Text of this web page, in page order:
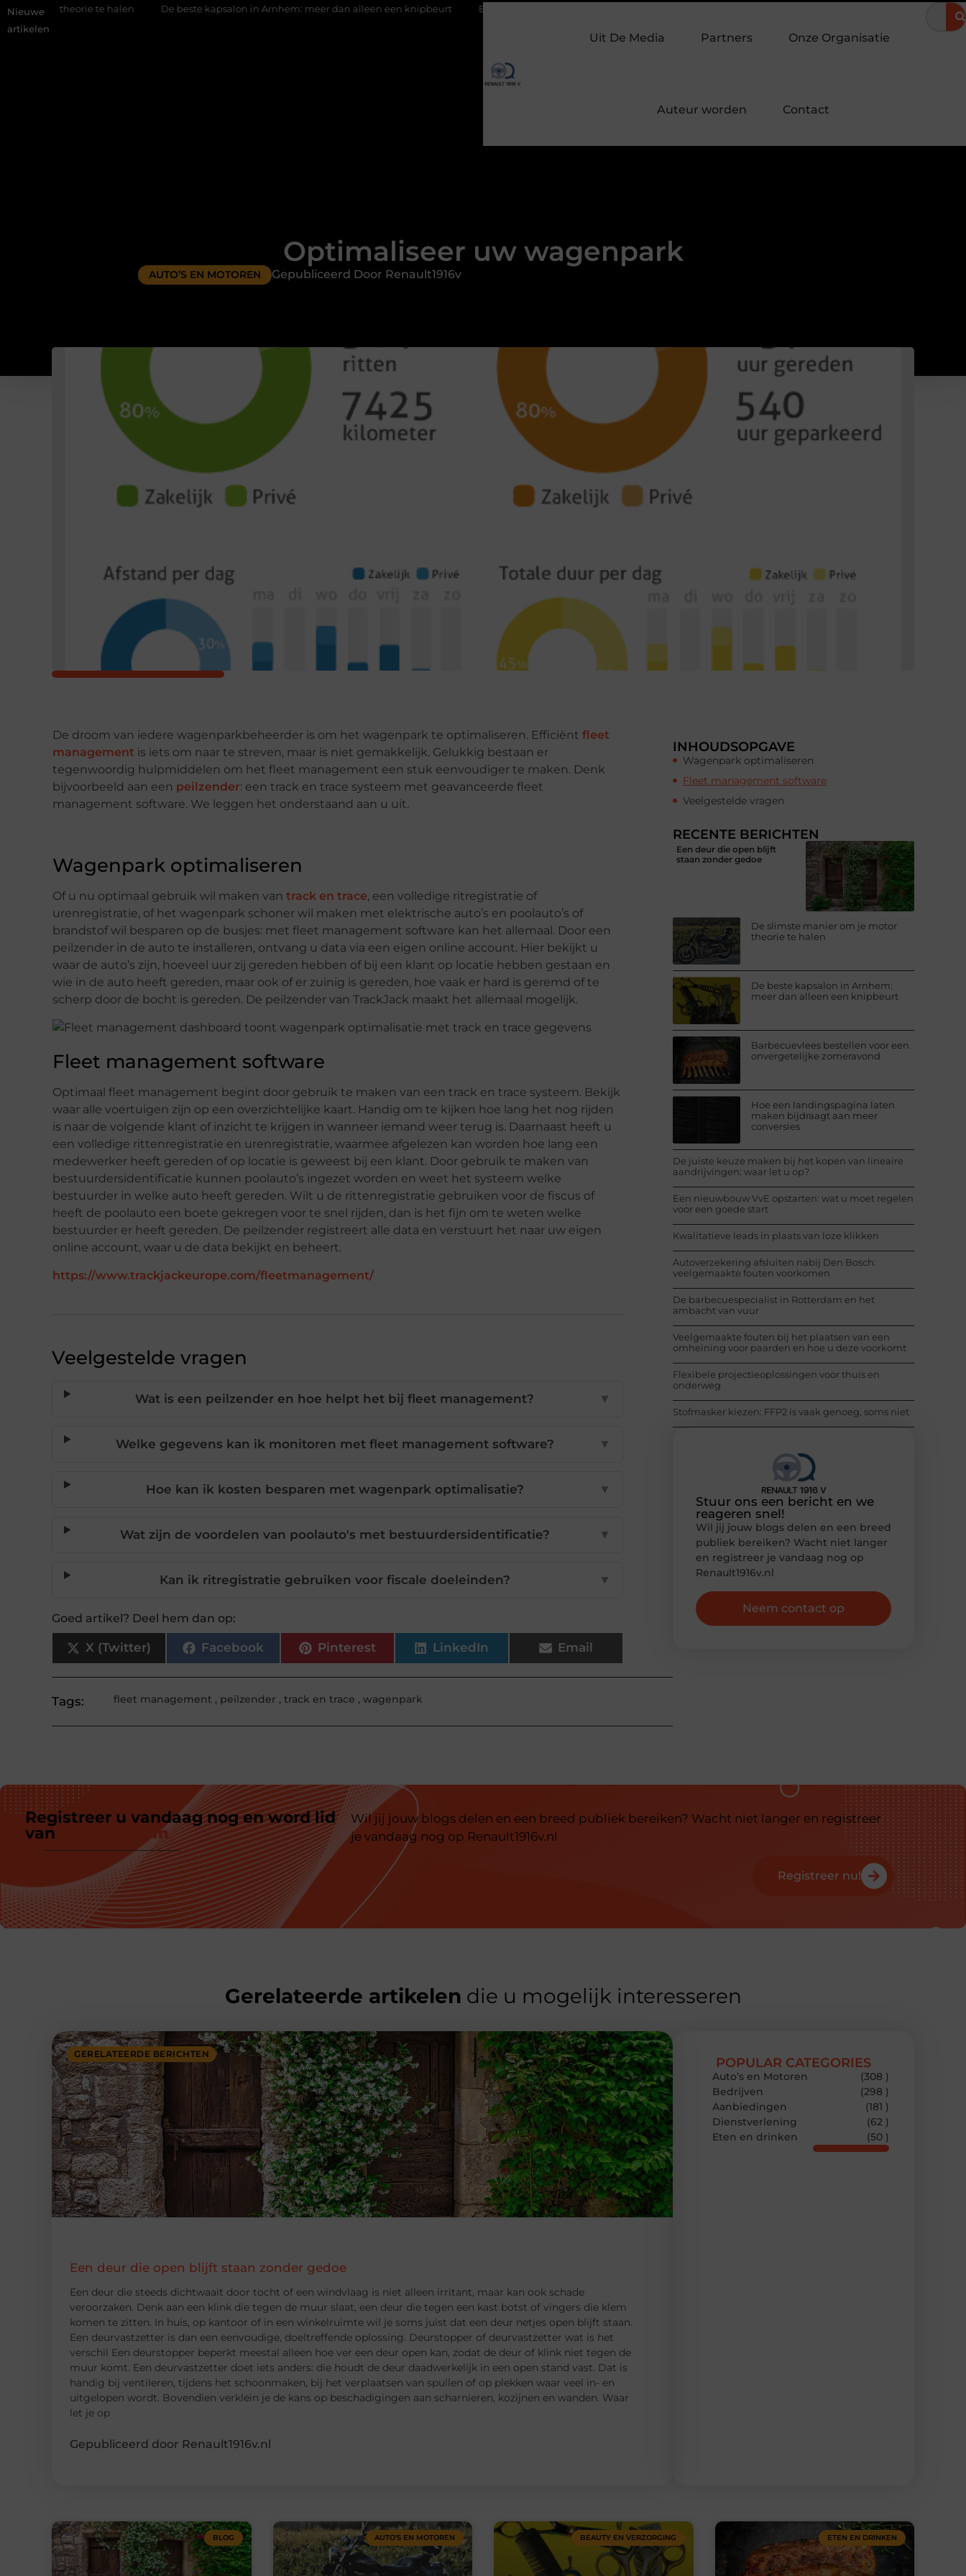
Nieuwe
artikelen
te halen De beste kapsalon in Arnhem: meer dan alleen een knipbeurt Barbecuevlees bestellen voor een onvergetelijke zomeravond Hoe een landingspagina laten maken bijdraagt
Uit De Media Partners Onze Organisatie
Auteur worden Contact
Optimaliseer uw wagenpark
AUTO’S EN MOTOREN Gepubliceerd Door Renault1916v
De droom van iedere wagenparkbeheerder is om het wagenpark te optimaliseren. Efficiënt fleet
management is iets om naar te streven, maar is niet gemakkelijk. Gelukkig bestaan er
tegenwoordig hulpmiddelen om het fleet management een stuk eenvoudiger te maken. Denk
bijvoorbeeld aan een peilzender: een track en trace systeem met geavanceerde fleet
management software. We leggen het onderstaand aan u uit.
Wagenpark optimaliseren
Of u nu optimaal gebruik wil maken van track en trace, een volledige ritregistratie of
urenregistratie, of het wagenpark schoner wil maken met elektrische auto’s en poolauto’s of
brandstof wil besparen op de busjes: met fleet management software kan het allemaal. Door een
peilzender in de auto te installeren, ontvang u data via een eigen online account. Hier bekijkt u
waar de auto’s zijn, hoeveel uur zij gereden hebben of bij een klant op locatie hebben gestaan en
wie in de auto heeft gereden, maar ook of er zuinig is gereden, hoe vaak er hard is geremd of te
scherp door de bocht is gereden. De peilzender van TrackJack maakt het allemaal mogelijk.
Fleet management software
Optimaal fleet management begint door gebruik te maken van een track en trace systeem. Bekijk
waar alle voertuigen zijn op een overzichtelijke kaart. Handig om te kijken hoe lang het nog rijden
is naar de volgende klant of inzicht te krijgen in wanneer iemand weer terug is. Daarnaast heeft u
een volledige rittenregistratie en urenregistratie, waarmee afgelezen kan worden hoe lang een
medewerker heeft gereden of op locatie is geweest bij een klant. Door gebruik te maken van
bestuurdersidentificatie kunnen poolauto’s ingezet worden en weet het systeem welke
bestuurder in welke auto heeft gereden. Wilt u de rittenregistratie gebruiken voor de fiscus of
heeft de poolauto een boete gekregen voor te snel rijden, dan is het fijn om te weten welke
bestuurder er heeft gereden. De peilzender registreert alle data en verstuurt het naar uw eigen
online account, waar u de data bekijkt en beheert.
https://www.trackjackeurope.com/fleetmanagement/
Veelgestelde vragen
Wat is een peilzender en hoe helpt het bij fleet management? ▼
Welke gegevens kan ik monitoren met fleet management software? ▼
Hoe kan ik kosten besparen met wagenpark optimalisatie? ▼
Wat zijn de voordelen van poolauto's met bestuurdersidentificatie? ▼
Kan ik ritregistratie gebruiken voor fiscale doeleinden? ▼
Goed artikel? Deel hem dan op:
X (Twitter) Facebook Pinterest LinkedIn Email
Tags: fleet management , peilzender ,track en trace ,wagenpark
INHOUDSOPGAVE
Wagenpark optimaliseren
Fleet management software
Veelgestelde vragen
RECENTE BERICHTEN
Een deur die open blijft
staan zonder gedoe
De slimste manier om je motor
theorie te halen
De beste kapsalon in Arnhem:
meer dan alleen een knipbeurt
Barbecuevlees bestellen voor een
onvergetelijke zomeravond
Hoe een landingspagina laten
maken bijdraagt aan meer
conversies
De juiste keuze maken bij het kopen van lineaire
aandrijvingen: waar let u op?
Een nieuwbouw VvE opstarten: wat u moet regelen
voor een goede start
Kwalitatieve leads in plaats van loze klikken
Autoverzekering afsluiten nabij Den Bosch:
veelgemaakte fouten voorkomen
De barbecuespecialist in Rotterdam en het
ambacht van vuur
Veelgemaakte fouten bij het plaatsen van een
omheining voor paarden en hoe u deze voorkomt
Flexibele projectieoplossingen voor thuis en
onderweg
Stofmasker kiezen: FFP2 is vaak genoeg, soms niet
Stuur ons een bericht en we
reageren snel!
Wil jij jouw blogs delen en een breed
publiek bereiken? Wacht niet langer
en registreer je vandaag nog op
Renault1916v.nl
Neem contact op
Registreer u vandaag nog en word lid
van
ons platform
Wil jij jouw blogs delen en een breed publiek bereiken? Wacht niet langer en registreer
je vandaag nog op Renault1916v.nl
Registreer nu!
Gerelateerde artikelen die u mogelijk interesseren
GERELATEERDE BERICHTEN
Een deur die open blijft staan zonder gedoe
Een deur die steeds dichtwaait door tocht of een windvlaag is niet alleen irritant, maar kan ook schade
veroorzaken. Denk aan een klink die tegen de muur slaat, een deur die tegen een kast botst of vingers die klem
komen te zitten. In huis, op kantoor of in een winkelruimte wil je soms juist dat een deur netjes open blijft staan.
Een deurvastzetter is dan een eenvoudige, doeltreffende oplossing. Deurstopper of deurvastzetter wat is het
verschil Een deurstopper beperkt meestal alleen hoe ver een deur open kan, zodat de deur of klink niet tegen de
muur komt. Een deurvastzetter doet iets anders: die houdt de deur daadwerkelijk in een open stand vast. Dat is
handig bij ventileren, tijdens het schoonmaken, bij het verplaatsen van spullen of op plekken waar veel in- en
uitgelopen wordt. Bovendien verklein je de kans op beschadigingen aan scharnieren, kozijnen en wanden. Waar
let je op
Gepubliceerd door Renault1916v.nl
POPULAR CATEGORIES
Auto’s en Motoren
(308 )
Bedrijven
(298 )
Aanbiedingen
(181 )
Dienstverlening
(62 )
Eten en drinken
(50 )
BLOG AUTO’S EN MOTOREN BEAUTY EN VERZORGING ETEN EN DRINKEN